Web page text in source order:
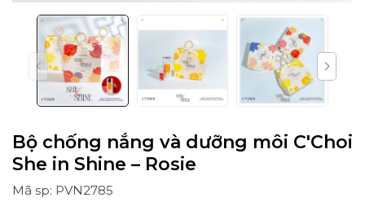
Bộ chống nắng và dưỡng môi C'Choi
She in Shine – Rosie
Mã sp: PVN2785